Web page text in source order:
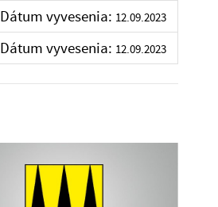
Dátum vyvesenia: 12.09.2023
Dátum vyvesenia: 12.09.2023